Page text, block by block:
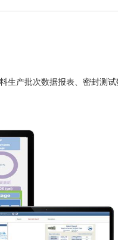
生产批次数据报表、密封测